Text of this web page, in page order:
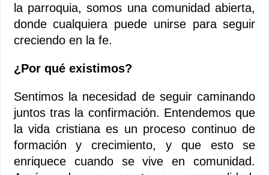
la parroquia, somos una comunidad abierta,
donde cualquiera puede unirse para seguir
creciendo en la fe.
¿Por qué existimos?
Sentimos la necesidad de seguir caminando
juntos tras la confirmación. Entendemos que
la vida cristiana es un proceso continuo de
formación y crecimiento, y que esto se
enriquece cuando se vive en comunidad.